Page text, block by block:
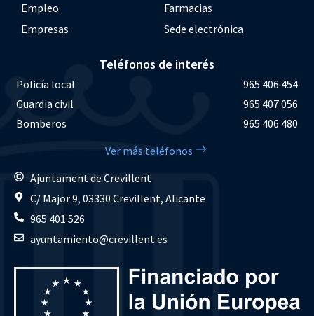
Empleo
Farmacias
Empresas
Sede electrónica
Teléfonos de interés
Policía local
965 406 454
Guardia civil
965 407 056
Bomberos
965 406 480
Ver más teléfonos
Ajuntament de Crevillent
C/ Major 9, 03330 Crevillent, Alicante
965 401 526
ayuntamiento@crevillent.es